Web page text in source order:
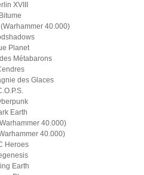
XVIII
Bitume
40.000)
Planet
Métabarons
des Glaces
Earth
40.000)
40.000)
Heroes
Earth